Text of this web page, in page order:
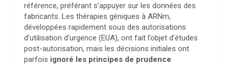
référence, préférant s’appuyer sur les données des
fabricants. Les thérapies géniques à ARNm,
développées rapidement sous des autorisations
d’utilisation d’urgence (EUA), ont fait l’objet d’études
post-autorisation, mais les décisions initiales ont
parfois ignoré les principes de prudence